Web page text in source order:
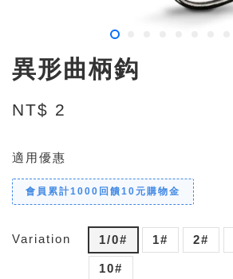
異形曲柄鈎
NT$ 2
適用優惠
會員累計1000回饋10元購物金
Variation 1/0# 1# 2#
10#